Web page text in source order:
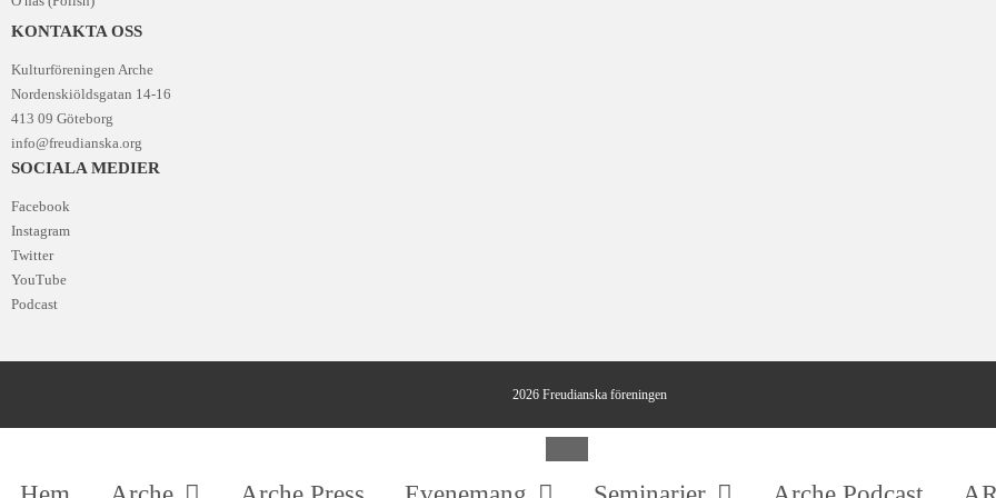
KONTAKTA OSS
Kulturföreningen Arche
Nordenskiöldsgatan 14-16
413 09 Göteborg
info@freudianska.org
SOCIALA MEDIER
Facebook
Instagram
Twitter
YouTube
Podcast
2026 Freudianska föreningen
Stäng